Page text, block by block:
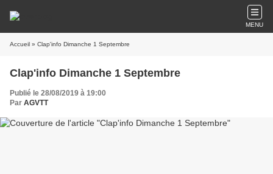
MENU
Accueil » Clap'info Dimanche 1 Septembre
Clap'info Dimanche 1 Septembre
Publié le 28/08/2019 à 19:00
Par AGVTT